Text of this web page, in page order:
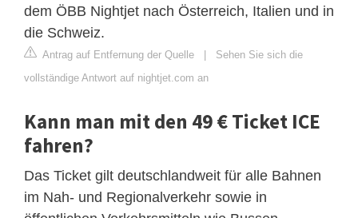
dem ÖBB Nightjet nach Österreich, Italien und in
die Schweiz.
Antrag auf Entfernung der Quelle | Sehen Sie sich die
vollständige Antwort auf nightjet.com an
Kann man mit den 49 € Ticket ICE
fahren?
Das Ticket gilt deutschlandweit für alle Bahnen
im Nah- und Regionalverkehr sowie in